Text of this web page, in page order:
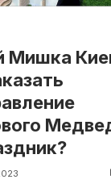
Мишка